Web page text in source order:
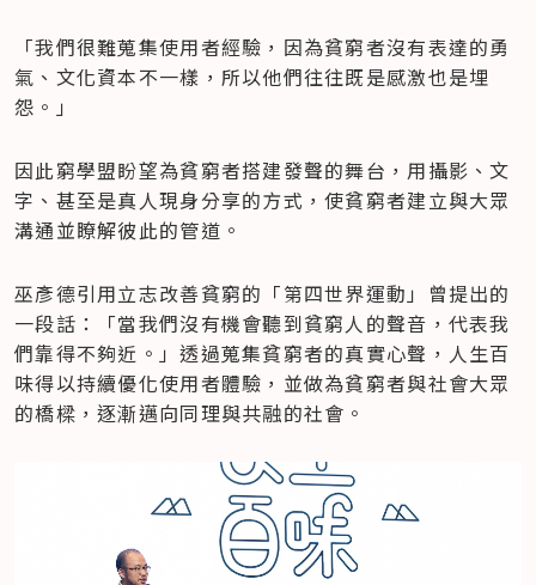
「我們很難蒐集使用者經驗，因為貧窮者沒有表達的勇
氣、文化資本不一樣，所以他們往往既是感激也是埋
怨。」
因此窮學盟盼望為貧窮者搭建發聲的舞台，用攝影、文
字、甚至是真人現身分享的方式，使貧窮者建立與大眾
溝通並瞭解彼此的管道。
巫彥德引用立志改善貧窮的「第四世界運動」曾提出的
一段話：「當我們沒有機會聽到貧窮人的聲音，代表我
們靠得不夠近。」透過蒐集貧窮者的真實心聲，人生百
味得以持續優化使用者體驗，並做為貧窮者與社會大眾
的橋樑，逐漸邁向同理與共融的社會。